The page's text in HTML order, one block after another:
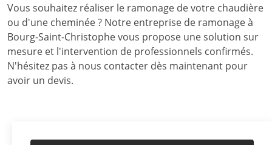
Vous souhaitez réaliser le ramonage de votre chaudière
ou d'une cheminée ? Notre entreprise de ramonage à
Bourg-Saint-Christophe vous propose une solution sur
mesure et l'intervention de professionnels confirmés.
N'hésitez pas à nous contacter dès maintenant pour
avoir un devis.